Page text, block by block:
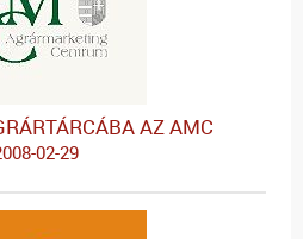
AZ AMC
02-29